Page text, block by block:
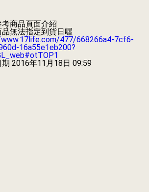
商品頁面介紹
品無法指定到貨日喔
477/668266a4-7cf6-
16a55e1eb200?
期 2016年11月18日 09:59